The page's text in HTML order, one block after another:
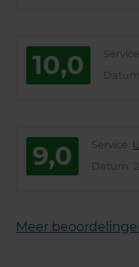
10,0 Service
Datum
9,0 Service
Datum :
Meer